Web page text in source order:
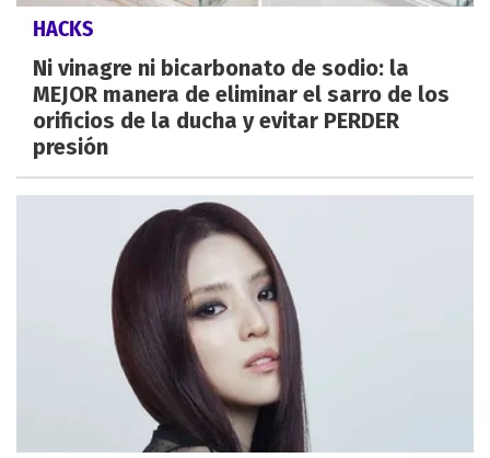
HACKS
Ni vinagre ni bicarbonato de sodio: la
MEJOR manera de eliminar el sarro de los
orificios de la ducha y evitar PERDER
presión